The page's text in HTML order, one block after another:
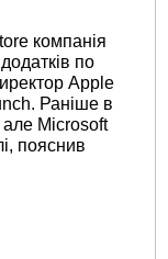
компанія
по
Apple
Раніше в
але Microsoft
пояснив